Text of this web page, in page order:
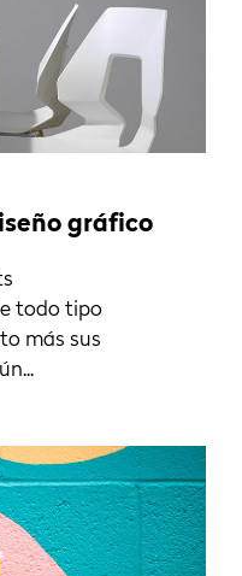
gráfico
todo tipo
más sus